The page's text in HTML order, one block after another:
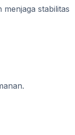
stabilitas